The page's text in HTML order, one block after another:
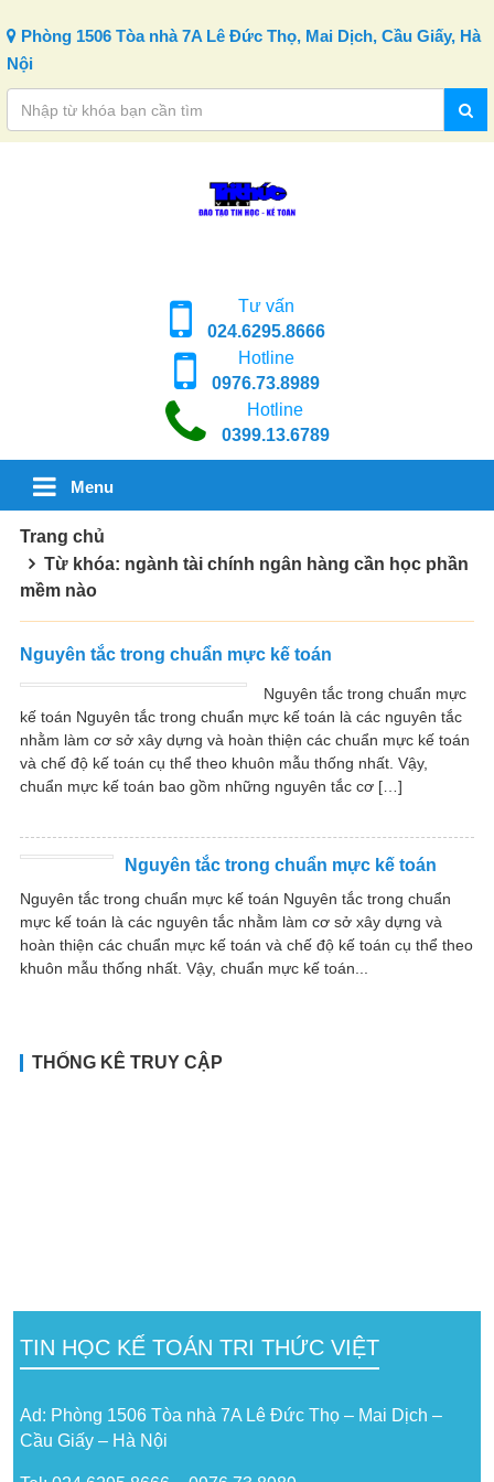
Phòng 1506 Tòa nhà 7A Lê Đức Thọ, Mai Dịch, Cầu Giấy, Hà
Nội
Tư vấn
024.6295.8666
Hotline
0976.73.8989
Hotline
0399.13.6789
Menu
Trang chủ
Từ khóa: ngành tài chính ngân hàng cần học phần
mềm nào
Nguyên tắc trong chuẩn mực kế toán
Nguyên tắc trong chuẩn mực
kế toán Nguyên tắc trong chuẩn mực kế toán là các nguyên tắc
nhằm làm cơ sở xây dựng và hoàn thiện các chuẩn mực kế toán
và chế độ kế toán cụ thể theo khuôn mẫu thống nhất. Vậy,
chuẩn mực kế toán bao gồm những nguyên tắc cơ […]
Nguyên tắc trong chuẩn mực kế toán
Nguyên tắc trong chuẩn mực kế toán Nguyên tắc trong chuẩn
mực kế toán là các nguyên tắc nhằm làm cơ sở xây dựng và
hoàn thiện các chuẩn mực kế toán và chế độ kế toán cụ thể theo
khuôn mẫu thống nhất. Vậy, chuẩn mực kế toán...
THỐNG KÊ TRUY CẬP
TIN HỌC KẾ TOÁN TRI THỨC VIỆT
Ad: Phòng 1506 Tòa nhà 7A Lê Đức Thọ – Mai Dịch –
Cầu Giấy – Hà Nội